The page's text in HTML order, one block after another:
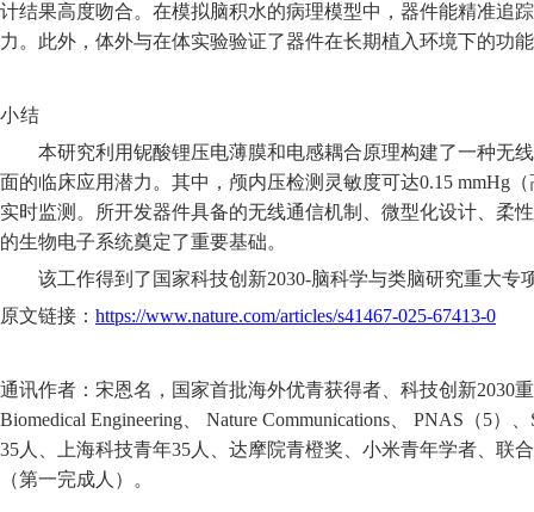
计结果高度吻合。在模拟脑积水的病理模型中，器件能精准追
力。此外，体外与在体实验验证了器件在长期植入环境下的功
小结
本研究利用铌酸锂压电薄膜和电感耦合原理构建了一种无
面的临床应用潜力。 其中，颅内压检测灵敏度可达0.15 mmHg （
实时监测 。
所开发器件具备的无线通信机制、微型化设计、柔
的生物电子系统奠定了重要基础。
该工作得到了国家科技创新2030-脑科学与类脑研究重大专
原文链接： https://www.nature.com/articles/s41467-025-67413-0
通讯作者：宋恩名，国家首批海外优青获得者、科技创新2030
Biomedical Engineering
Nature Communications PNAS （5）、
35 人、上海科技青年35 人、达摩院青橙奖、小米青年学者、联
（第一完成人）。